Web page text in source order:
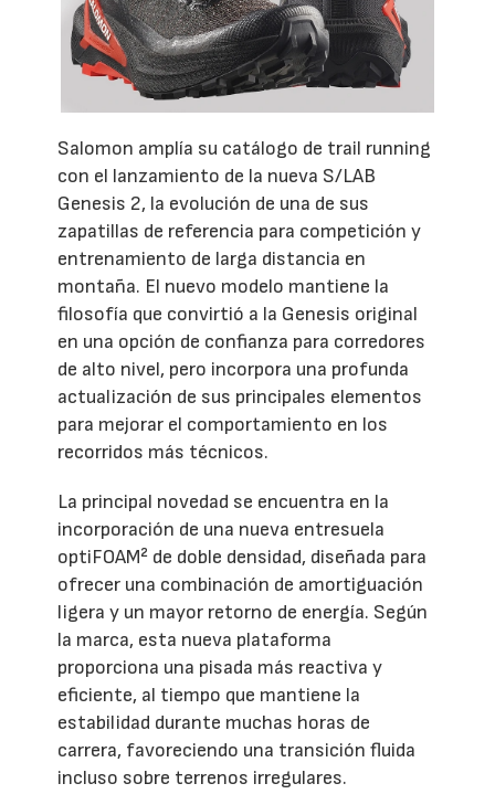
Salomon amplía su catálogo de trail running
con el lanzamiento de la nueva S/LAB
Genesis 2, la evolución de una de sus
zapatillas de referencia para competición y
entrenamiento de larga distancia en
montaña. El nuevo modelo mantiene la
filosofía que convirtió a la Genesis original
en una opción de confianza para corredores
de alto nivel, pero incorpora una profunda
actualización de sus principales elementos
para mejorar el comportamiento en los
recorridos más técnicos.
La principal novedad se encuentra en la
incorporación de una nueva entresuela
optiFOAM² de doble densidad, diseñada para
ofrecer una combinación de amortiguación
ligera y un mayor retorno de energía. Según
la marca, esta nueva plataforma
proporciona una pisada más reactiva y
eficiente, al tiempo que mantiene la
estabilidad durante muchas horas de
carrera, favoreciendo una transición fluida
incluso sobre terrenos irregulares.